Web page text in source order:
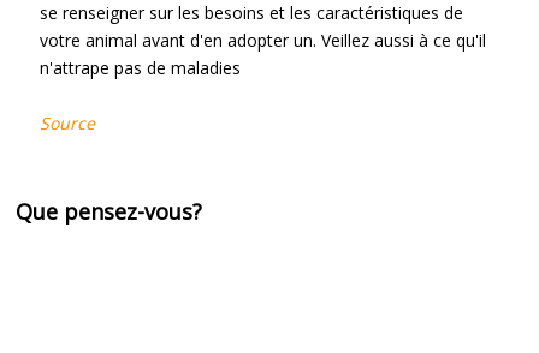
se renseigner sur les besoins et les caractéristiques de
votre animal avant d'en adopter un. Veillez aussi à ce qu'il
n'attrape pas de maladies
Source
Que pensez-vous?